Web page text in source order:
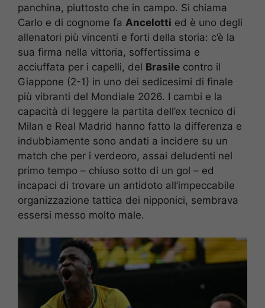
panchina, piuttosto che in campo. Si chiama
Carlo e di cognome fa Ancelotti ed è uno degli
allenatori più vincenti e forti della storia: c’è la
sua firma nella vittoria, soffertissima e
acciuffata per i capelli, del Brasile contro il
Giappone (2-1) in uno dei sedicesimi di finale
più vibranti del Mondiale 2026. I cambi e la
capacità di leggere la partita dell’ex tecnico di
Milan e Real Madrid hanno fatto la differenza e
indubbiamente sono andati a incidere su un
match che per i verdeoro, assai deludenti nel
primo tempo – chiuso sotto di un gol – ed
incapaci di trovare un antidoto all’impeccabile
organizzazione tattica dei nipponici, sembrava
essersi messo molto male.